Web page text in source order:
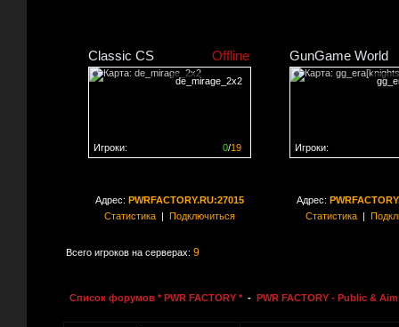
Classic CS Offline
de_mirage_2x2
0/19
Игроки:
GunGame World
Игроки:
Адрес: PWRFACTORY.RU:27015
Статистика| Подключиться
Адрес:
Статистика|
Всего игроков на серверах: 9
Список форумов * PWR FACTORY * - PWR FACTORY - Public &